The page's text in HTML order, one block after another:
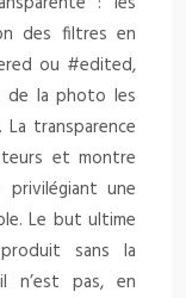
des filtres en
ou #edited,
de la photo les
transparence
et montre
privilégiant une
Le but ultime
sans la
n’est pas, en